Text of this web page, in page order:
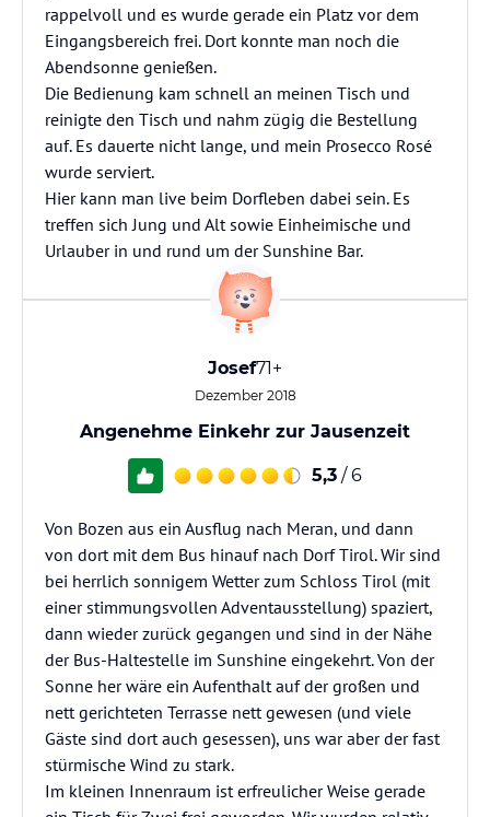
rappelvoll und es wurde gerade ein Platz vor dem
Eingangsbereich frei. Dort konnte man noch die
Abendsonne genießen.
Die Bedienung kam schnell an meinen Tisch und
reinigte den Tisch und nahm zügig die Bestellung
auf. Es dauerte nicht lange, und mein Prosecco Rosé
wurde serviert.
Hier kann man live beim Dorfleben dabei sein. Es
treffen sich Jung und Alt sowie Einheimische und
Urlauber in und rund um der Sunshine Bar.
Josef71+
Dezember 2018
Angenehme Einkehr zur Jausenzeit
5,3 / 6
Von Bozen aus ein Ausflug nach Meran, und dann
von dort mit dem Bus hinauf nach Dorf Tirol. Wir sind
bei herrlich sonnigem Wetter zum Schloss Tirol (mit
einer stimmungsvollen Adventausstellung) spaziert,
dann wieder zurück gegangen und sind in der Nähe
der Bus-Haltestelle im Sunshine eingekehrt. Von der
Sonne her wäre ein Aufenthalt auf der großen und
nett gerichteten Terrasse nett gewesen (und viele
Gäste sind dort auch gesessen), uns war aber der fast
stürmische Wind zu stark.
Im kleinen Innenraum ist erfreulicher Weise gerade